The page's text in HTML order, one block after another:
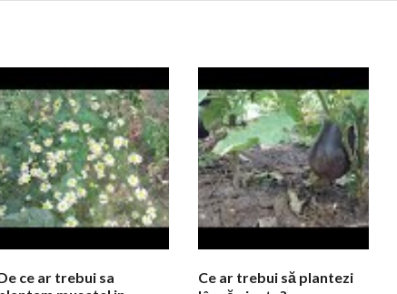
ce ar trebui sa
Ce ar trebui să plantezi